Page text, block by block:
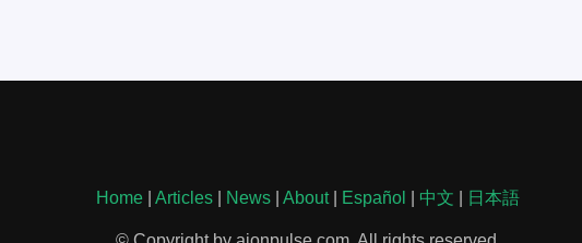
Home Articles News About| Español 中文 日本語